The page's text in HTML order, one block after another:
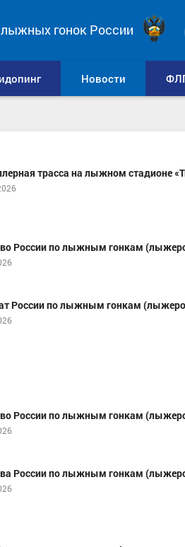
гонок России
Новости
трасса на лыжном стадионе
России по лыжным гонкам
России по лыжным гонкам
России по лыжным гонкам
России по лыжным гонкам
область, г. Тюмень